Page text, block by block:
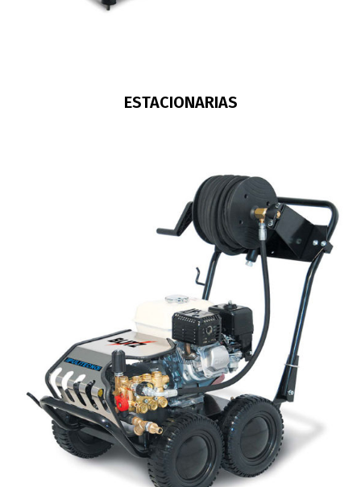
ESTACIONARIAS